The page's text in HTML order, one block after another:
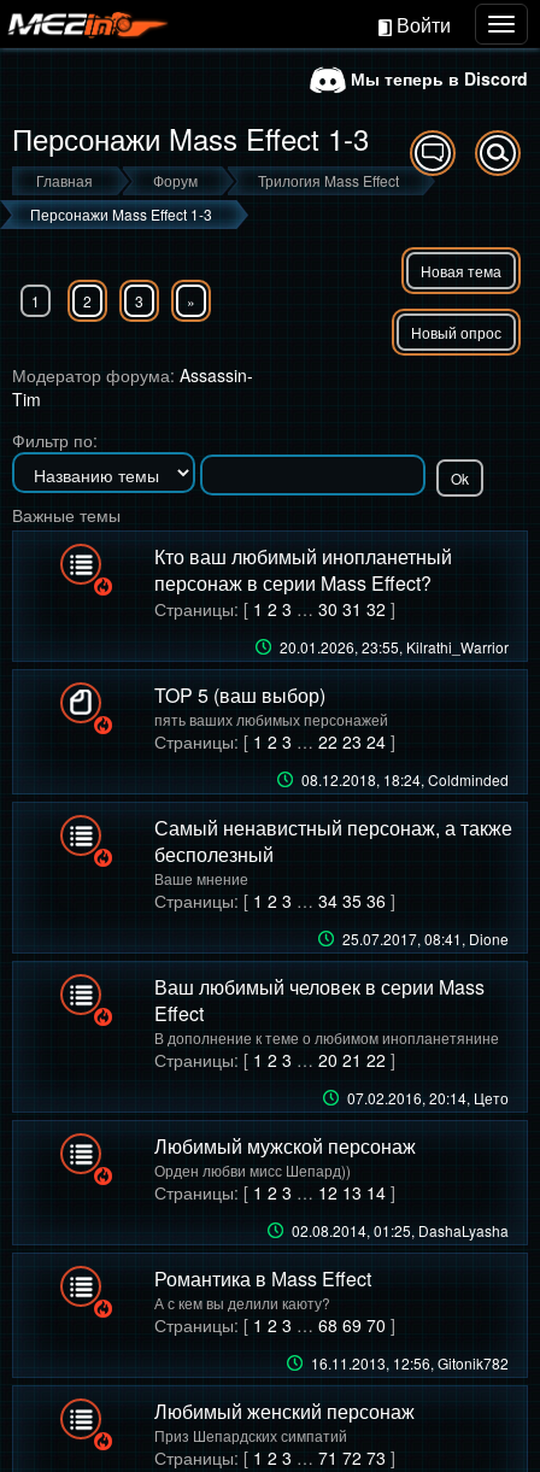
Войти
Мы теперь в Discord
Персонажи Mass Effect 1-3
Главная Форум
Трилогия Mass Effect
Персонажи Mass Effect 1-3
1 2 3 »
Новая тема
Новый опрос
Модератор форума: Assassin-
Tim
Фильтр по:
Важные темы
Кто ваш любимый инопланетный
персонаж в серии Mass Effect?
Страницы: [ 1 2 3 … 30 31 32]
20.01.2026, 23:55, Kilrathi_Warrior
TOP 5 (ваш выбор)
пять ваших любимых персонажей
Страницы: [ 1 2 3 … 22 23 24]
08.12.2018, 18:24, Coldminded
Самый ненавистный персонаж, а также
бесполезный
Ваше мнение
Страницы: [ 1 2 3 … 34 35 36]
25.07.2017, 08:41, Dione
Ваш любимый человек в серии Mass
Effect
В дополнение к теме о любимом инопланетянине
Страницы: [ 1 2 3 … 20 21 22 ]
07.02.2016, 20:14, Цето
Любимый мужской персонаж
Орден любви мисс Шепард))
Страницы: [ 1 2 3 … 12 13 14]
02.08.2014, 01:25, DashaLyasha
Романтика в Мass Effect
А с кем вы делили каюту?
Страницы: [ 1 2 3 … 68 69 70 ]
16.11.2013, 12:56, Gitonik782
Любимый женский персонаж
Приз Шепардских симпатий
Страницы: [ 1 2 3 … 71 72 73 ]